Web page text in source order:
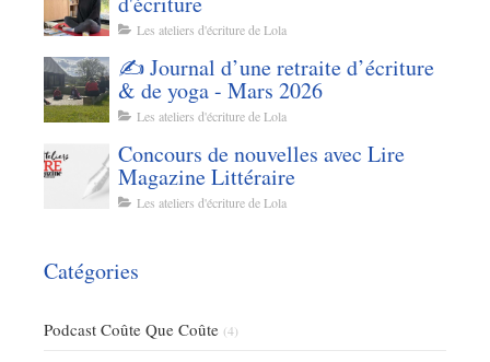
Les ateliers d'écriture de Lola
✍️ Journal d’une retraite d’écriture
& de yoga - Mars 2026
Les ateliers d'écriture de Lola
Concours de nouvelles avec Lire
Magazine Littéraire
Les ateliers d'écriture de Lola
Catégories
Podcast Coûte Que Coûte (4)